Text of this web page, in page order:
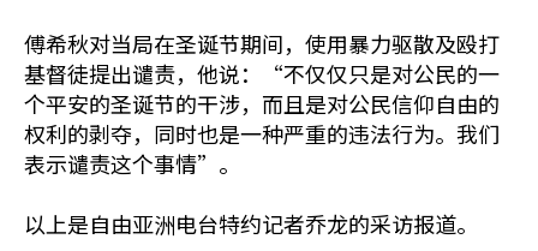
傅希秋对当局在圣诞节期间，使用暴力驱散及殴打
基督徒提出谴责，他说：“不仅仅只是对公民的一
个平安的圣诞节的干涉，而且是对公民信仰自由的
权利的剥夺，同时也是一种严重的违法行为。我们
表示谴责这个事情”。
以上是自由亚洲电台特约记者乔龙的采访报道。